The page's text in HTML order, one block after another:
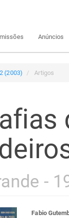
Anúncios
(2003) Artigos
-
Fabio